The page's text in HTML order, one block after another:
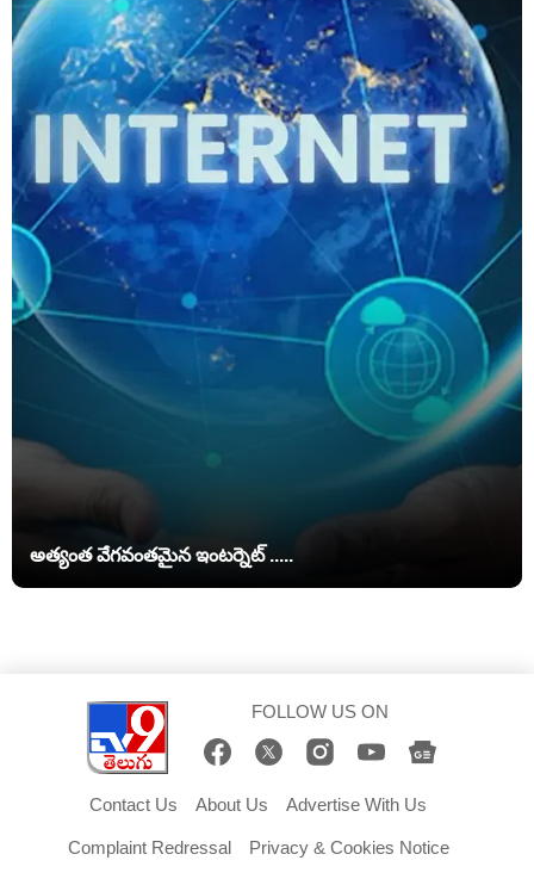
అత్యంత వేగవంతమైన ఇంటర్నెట్ .....
FOLLOW US ON
Contact Us About Us Advertise With Us
Complaint Redressal Privacy & Cookies Notice